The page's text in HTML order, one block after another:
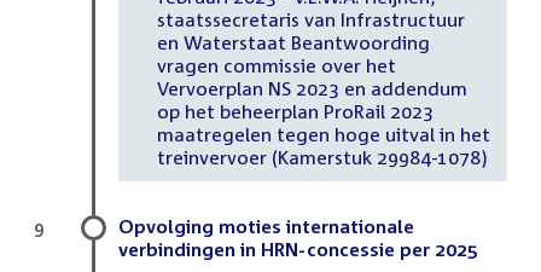
staatssecretaris van Infrastructuur
en Waterstaat Beantwoording
vragen commissie over het
Vervoerplan NS 2023 en addendum
op het beheerplan ProRail 2023
maatregelen tegen hoge uitval in het
treinvervoer (Kamerstuk 29984-1078)
Opvolging moties internationale
verbindingen in HRN-concessie per 2025
9